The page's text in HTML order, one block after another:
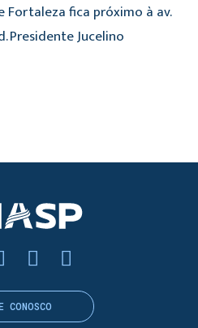
fica próximo à av.
Presidente Jucelino
CONOSCO